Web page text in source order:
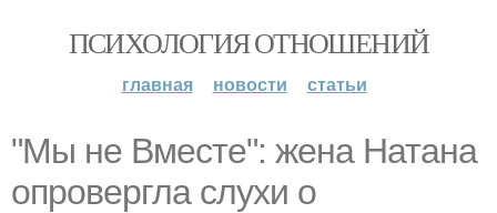
ПСИХОЛОГИЯ ОТНОШЕНИЙ
главная новости статьи
"Мы не Вместе": жена Натана
опровергла слухи о